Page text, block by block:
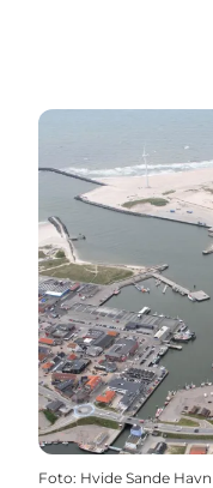
Foto: Hvide Sande Havn